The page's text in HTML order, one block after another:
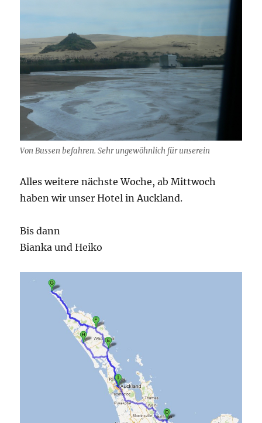
Von Bussen befahren. Sehr ungewöhnlich für unserein
Alles weitere nächste Woche, ab Mittwoch
haben wir unser Hotel in Auckland.
Bis dann
Bianka und Heiko